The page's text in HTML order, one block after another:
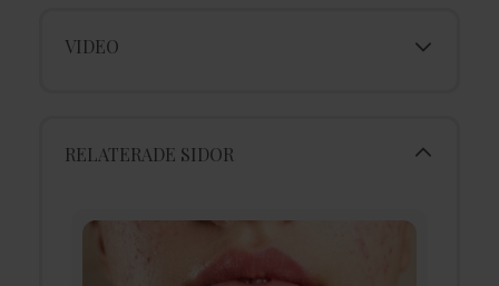
VIDEO
RELATERADE SIDOR